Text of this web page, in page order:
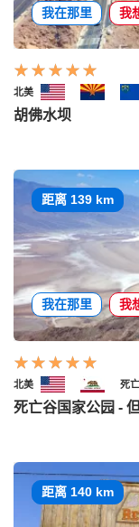
我在那里 我
北美
胡佛水坝
距离 139 km
我在那里 我
北美 死
死亡谷国家公园 -
距离 140 km